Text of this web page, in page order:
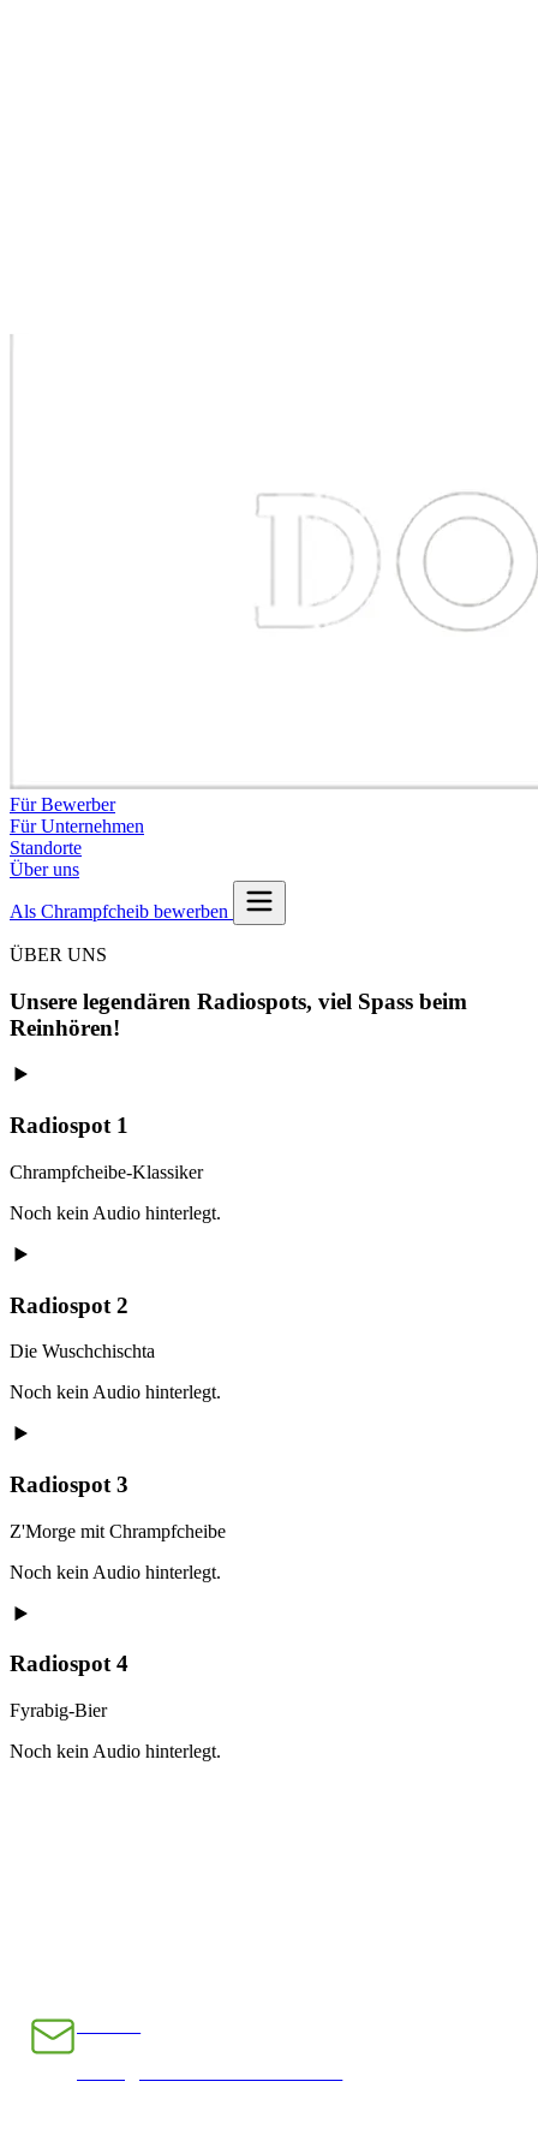
Für Bewerber
Für Unternehmen
Standorte
Über uns
Als Chrampfcheib bewerben
ÜBER UNS
Unsere legendären Radiospots, viel Spass beim
Reinhören!
Radiospot 1
Chrampfcheibe-Klassiker
Noch kein Audio hinterlegt.
Radiospot 2
Die Wuschchischta
Noch kein Audio hinterlegt.
Radiospot 3
Z'Morge mit Chrampfcheibe
Noch kein Audio hinterlegt.
Radiospot 4
Fyrabig-Bier
Noch kein Audio hinterlegt.